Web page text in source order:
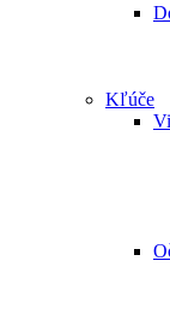
Kľúče